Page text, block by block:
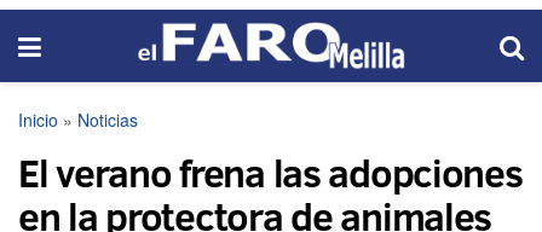
Inicio » Noticias
El verano frena las adopciones
en la protectora de animales